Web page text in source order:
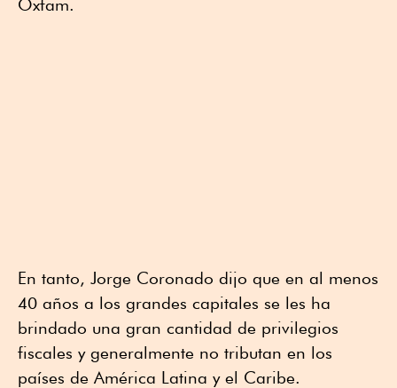
Oxfam.
En tanto, Jorge Coronado dijo que en al menos
40 años a los grandes capitales se les ha
brindado una gran cantidad de privilegios
fiscales y generalmente no tributan en los
países de América Latina y el Caribe.